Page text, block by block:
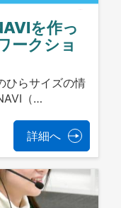
を作っ
ークショ
ひらサイズの情
（…
詳細へ